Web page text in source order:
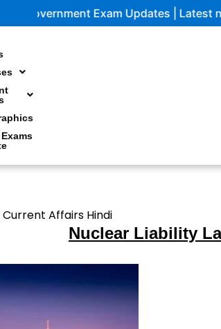
Exam Updates | Latest
Current Affairs Hindi
Nuclear Liability